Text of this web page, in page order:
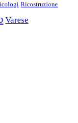
Ricostruzione
Varese